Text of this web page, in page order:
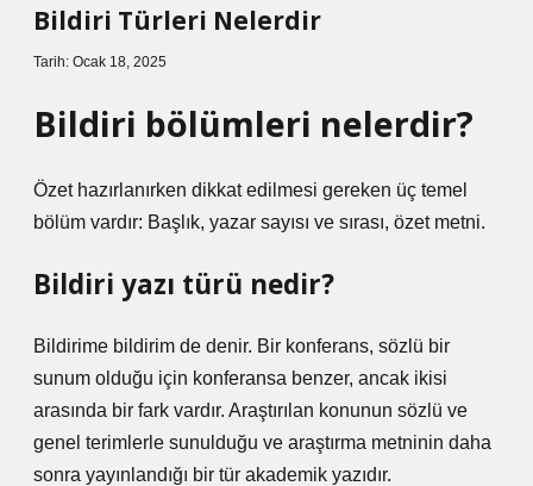
Bildiri Türleri Nelerdir
Tarih: Ocak 18, 2025
Bildiri bölümleri nelerdir?
Özet hazırlanırken dikkat edilmesi gereken üç temel
bölüm vardır: Başlık, yazar sayısı ve sırası, özet metni.
Bildiri yazı türü nedir?
Bildirime bildirim de denir. Bir konferans, sözlü bir
sunum olduğu için konferansa benzer, ancak ikisi
arasında bir fark vardır. Araştırılan konunun sözlü ve
genel terimlerle sunulduğu ve araştırma metninin daha
sonra yayınlandığı bir tür akademik yazıdır.